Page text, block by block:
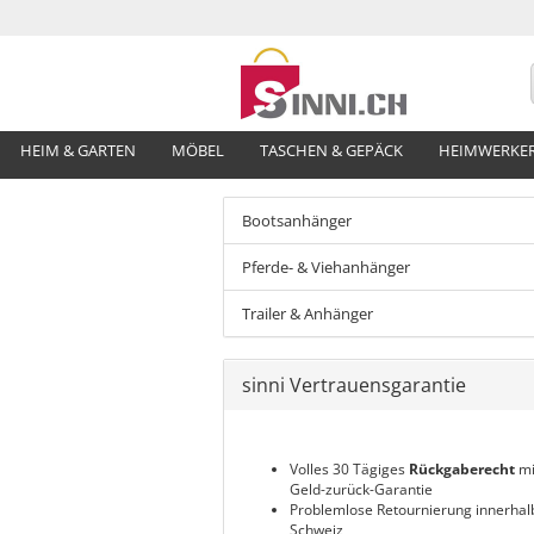
HEIM & GARTEN MÖBEL TASCHEN & GEPÄCK
Bootsanhänger
Pferde- & Viehanhänger
Trailer & Anhänger
sinni Vertrauensgarantie
Volles 30 Tägiges Rückgaberecht
Geld-zurück-Garantie
Problemlose Retournierung
Schweiz